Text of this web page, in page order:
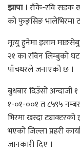
झापा ।राँके-रवि सडक
को फुङ्सिङ भालेभिरमा
मृत्यु हुनेमा इलाम
२१ का रविन लिम्बुकाे
पाँचथरले जनाएको छ ।
बुधबार दिउँसो अन्दाजी
१-०१-००१ त ८५९५
भिरमा खस्दा
भएको जिल्ला प्रहरी
जानकारी दिए ।